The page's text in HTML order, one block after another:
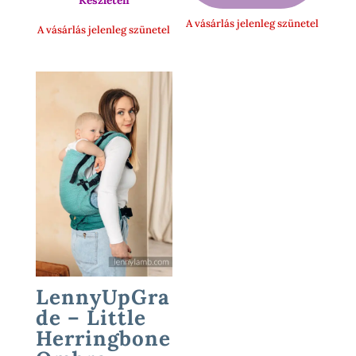
A vásárlás jelenleg szünetel A vásárlás jelenleg szünetel
LennyUpGra
de – Little
Herringbone